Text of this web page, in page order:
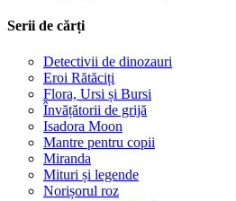
Serii de cărți
Detectivii de dinozauri
Eroi Rătăciți
Flora, Ursi și Bursi
Învățătorii de grijă
Isadora Moon
Mantre pentru copii
Miranda
Mituri și legende
Norișorul roz